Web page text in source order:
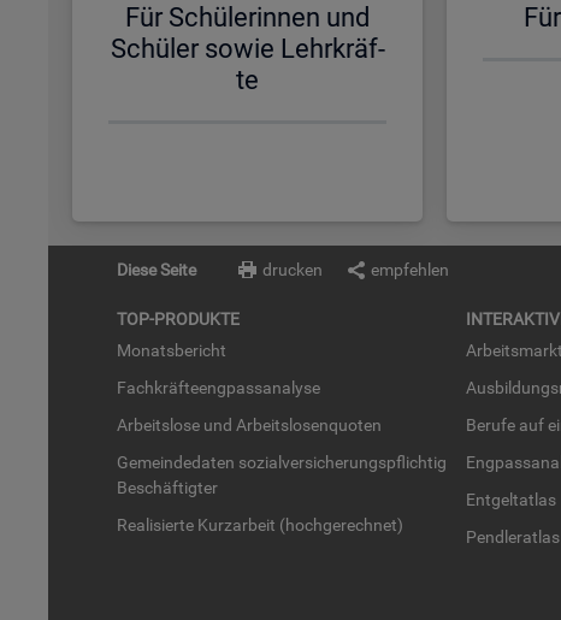
Für Schü­le­rin­nen und
Schü­ler sowie Lehr­kräf­
te
Diese Seite drucken empfehlen
TOP-PRO­DUK­TE
Mo­nats­be­richt
Fach­kräf­te­eng­pass­ana­ly­se
Ar­beits­lo­se und Ar­beits­lo­sen­quo­ten
Ge­mein­de­da­ten so­zi­al­ver­si­che­rungs­pflich­tig
Be­schäf­tig­ter
Rea­li­sier­te Kurz­ar­beit (hoch­ge­rech­net)
Be­ru­fe auf
Ent­gel­t­at­las
Pend­ler­at­las